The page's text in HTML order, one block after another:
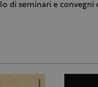
di seminari e convegni